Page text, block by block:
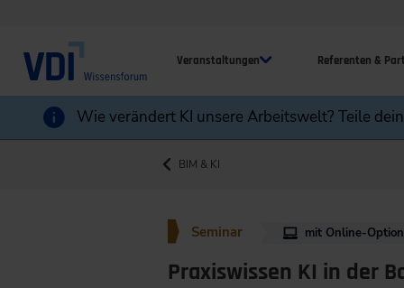
Veranstaltungen Referenten &
Wie verändert KI unsere Arbeitswelt? Teile
BIM & KI
Seminar mit Online-
Praxiswissen KI in der